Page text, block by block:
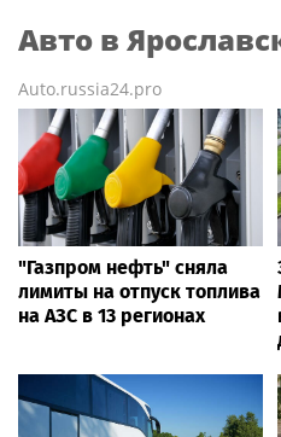
Авто в
Auto.russia24.pro
"Газпром нефть" сняла
лимиты на отпуск топлива
на АЗС в 13 регионах